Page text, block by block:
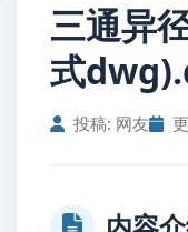
三通异
式
投稿: 网友